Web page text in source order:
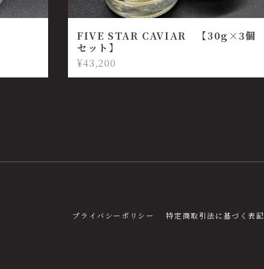
FIVE STAR CAVIAR 【30g×3個
セット】
¥43,200
プライバシーポリシー 特定商取引法に基づく表記